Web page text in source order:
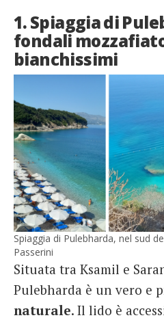
1. Spiaggia di
fondali
bianchissimi
Spiaggia di Pulebharda, nel sud
Passerini
Situata tra Ksamil e
Pulebharda è un vero e
naturale. Il lido è